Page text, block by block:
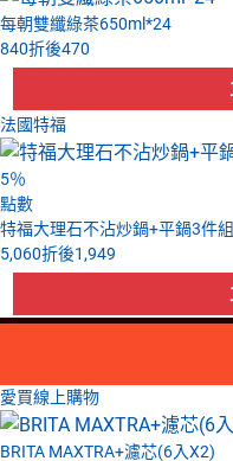
每朝雙纖綠茶650ml*24
840折後470
法國特福
5％
點數
特福大理石不沾炒鍋+平鍋3件組
5,060折後1,949
愛買線上購物
BRITA MAXTRA+濾芯(6入X2)